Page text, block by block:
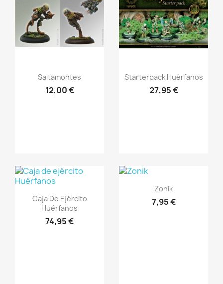
Vista rápida
Saltamontes
12,00 €
Vista rápida
Starterpack Huérfanos
27,95 €
Vista rápida
Caja De Ejército
Huérfanos
74,95 €
Vista rápida
Zonik
7,95 €